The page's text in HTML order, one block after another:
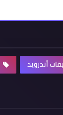
أندرويد